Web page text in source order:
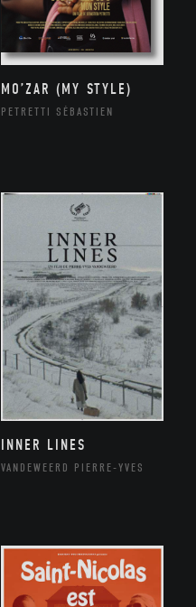
MO’ZAR (MY STYLE)
PETRETTI SÉBASTIEN
INNER LINES
VANDEWEERD PIERRE-YVES